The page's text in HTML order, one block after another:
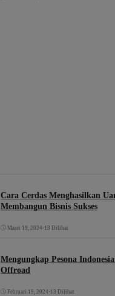
Cara Cerdas Menghasilkan
Membangun Bisnis Sukses
Maret 19, 2024 • 13 Dilihat
Mengungkap Pesona
Offroad
Februari 19, 2024 • 13 Dilihat